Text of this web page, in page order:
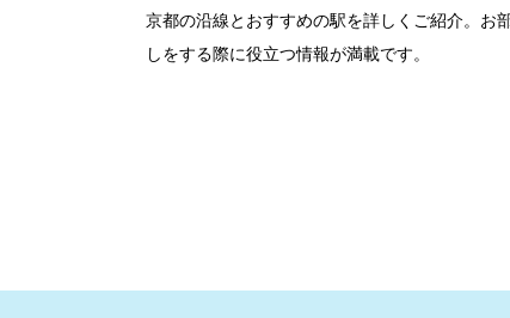
京都の沿線とおすすめの駅を詳しくご紹介。お
しをする際に役立つ情報が満載です。